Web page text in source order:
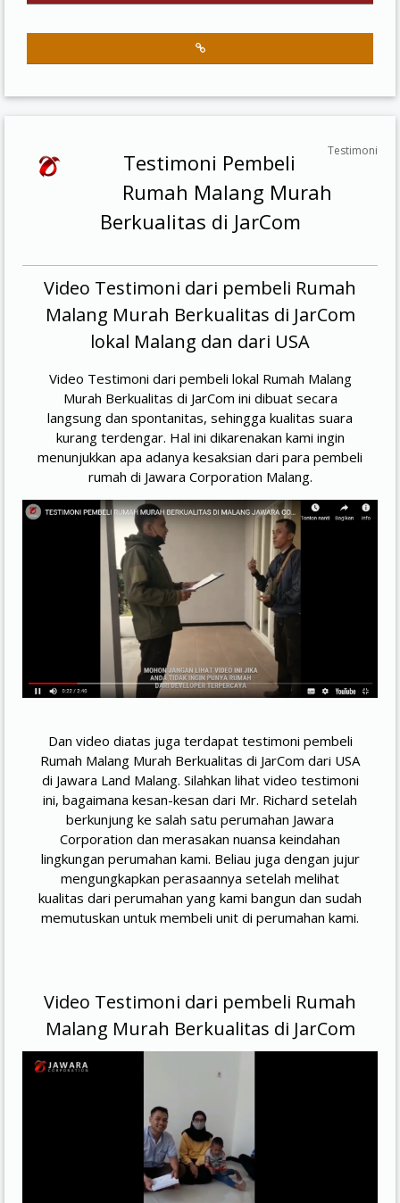
Testimoni
Testimoni Pembeli
Rumah Malang Murah
Berkualitas di JarCom
Video Testimoni dari pembeli Rumah
Malang Murah Berkualitas di JarCom
lokal Malang dan dari USA
Video Testimoni dari pembeli lokal Rumah Malang
Murah Berkualitas di JarCom ini dibuat secara
langsung dan spontanitas, sehingga kualitas suara
kurang terdengar. Hal ini dikarenakan kami ingin
menunjukkan apa adanya kesaksian dari para pembeli
rumah di Jawara Corporation Malang.
Dan video diatas juga terdapat testimoni pembeli
Rumah Malang Murah Berkualitas di JarCom dari USA
di Jawara Land Malang. Silahkan lihat video testimoni
ini, bagaimana kesan-kesan dari Mr. Richard setelah
berkunjung ke salah satu perumahan Jawara
Corporation dan merasakan nuansa keindahan
lingkungan perumahan kami. Beliau juga dengan jujur
mengungkapkan perasaannya setelah melihat
kualitas dari perumahan yang kami bangun dan sudah
memutuskan untuk membeli unit di perumahan kami.
Video Testimoni dari pembeli Rumah
Malang Murah Berkualitas di JarCom